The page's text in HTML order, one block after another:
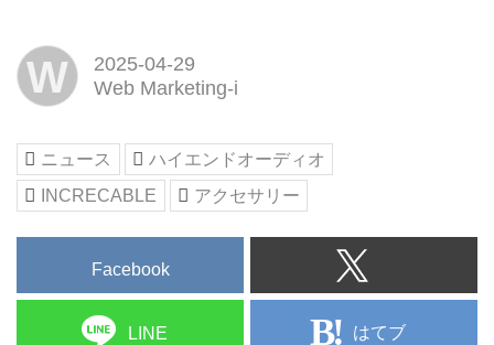
W
2025-04-29
Web Marketing-i
ニュース
ハイエンドオーディオ
INCRECABLE
アクセサリー
Facebook
LINE はてブ